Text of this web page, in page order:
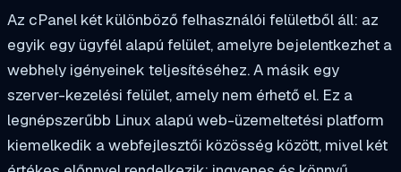
Az cPanel két különböző felhasználói felületből áll: az
egyik egy ügyfél alapú felület, amelyre bejelentkezhet a
webhely igényeinek teljesítéséhez. A másik egy
szerver-kezelési felület, amely nem érhető el. Ez a
legnépszerűbb Linux alapú web-üzemeltetési platform
kiemelkedik a webfejlesztői közösség között, mivel két